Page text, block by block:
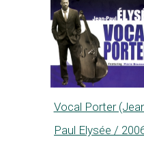
Vocal Porter
Paul Elysée /